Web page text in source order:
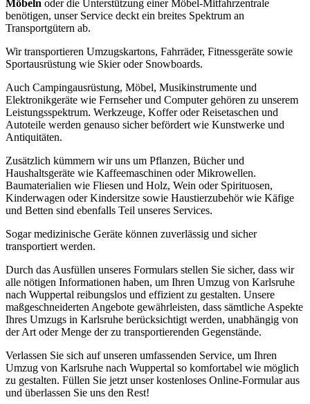
Möbeln oder die Unterstützung einer Möbel-Mitfahrzentrale
benötigen, unser Service deckt ein breites Spektrum an
Transportgütern ab.
Wir transportieren Umzugskartons, Fahrräder, Fitnessgeräte sowie
Sportausrüstung wie Skier oder Snowboards.
Auch Campingausrüstung, Möbel, Musikinstrumente und
Elektronikgeräte wie Fernseher und Computer gehören zu unserem
Leistungsspektrum. Werkzeuge, Koffer oder Reisetaschen und
Autoteile werden genauso sicher befördert wie Kunstwerke und
Antiquitäten.
Zusätzlich kümmern wir uns um Pflanzen, Bücher und
Haushaltsgeräte wie Kaffeemaschinen oder Mikrowellen.
Baumaterialien wie Fliesen und Holz, Wein oder Spirituosen,
Kinderwagen oder Kindersitze sowie Haustierzubehör wie Käfige
und Betten sind ebenfalls Teil unseres Services.
Sogar medizinische Geräte können zuverlässig und sicher
transportiert werden.
Durch das Ausfüllen unseres Formulars stellen Sie sicher, dass wir
alle nötigen Informationen haben, um Ihren Umzug von Karlsruhe
nach Wuppertal reibungslos und effizient zu gestalten. Unsere
maßgeschneiderten Angebote gewährleisten, dass sämtliche Aspekte
Ihres Umzugs in Karlsruhe berücksichtigt werden, unabhängig von
der Art oder Menge der zu transportierenden Gegenstände.
Verlassen Sie sich auf unseren umfassenden Service, um Ihren
Umzug von Karlsruhe nach Wuppertal so komfortabel wie möglich
zu gestalten. Füllen Sie jetzt unser kostenloses Online-Formular aus
und überlassen Sie uns den Rest!